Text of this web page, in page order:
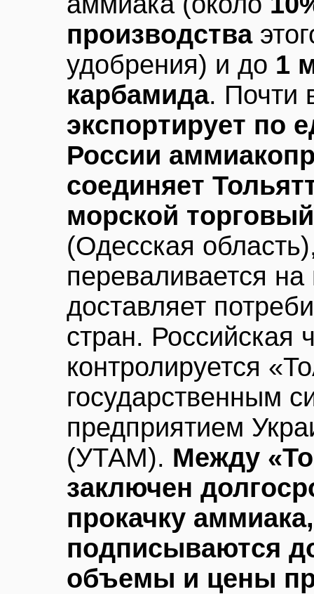
производства
удобрения) и до 1
карбамида. Почти
экспортирует по
России
соединяет
морской
(Одесская
переваливается
доставляет
стран. Российская
контролируется
государственным
предприятием
(УТАМ). Между
заключен
прокачку
подписываются
объемы и цены